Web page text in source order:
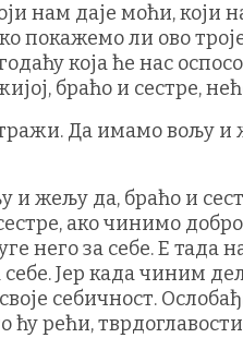
нам даје моћи,
покажемо ли ово
која ће нас
браћо и сестре,
тражи. Да имамо вољу
и жељу да, браћо и
ако чинимо
него за себе. Е тада
Јер када чиним
себичност.
ћу рећи,